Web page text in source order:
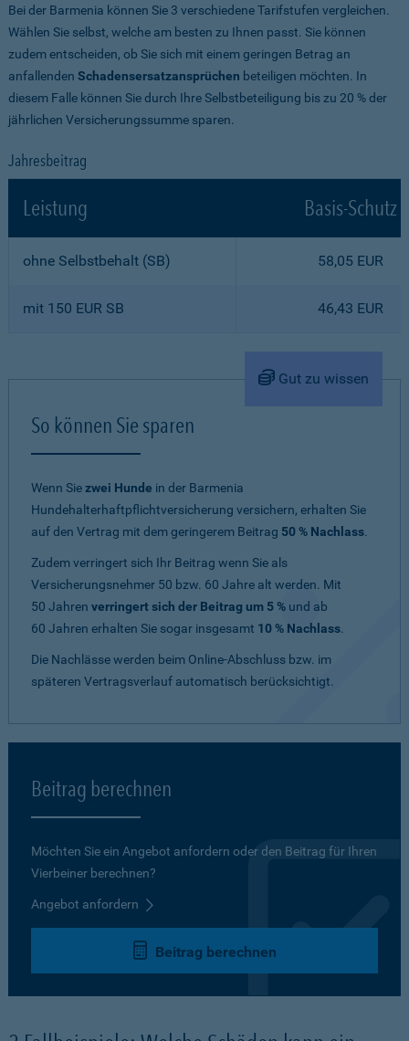
Bei der Barmenia können Sie 3 verschiedene Tarifstufen vergleichen.
Wählen Sie selbst, welche am besten zu Ihnen passt. Sie können
zudem entscheiden, ob Sie sich mit einem geringen Betrag an
anfallenden Schadensersatzansprüchen beteiligen möchten. In
diesem Falle können Sie durch Ihre Selbstbeteiligung bis zu 20 % der
jährlichen Versicherungssumme sparen.
Jahresbeitrag
Leistung Basis-Schutz
ohne Selbstbehalt (SB) 58,05 EUR
mit 150 EUR SB 46,43 EUR
Gut zu wissen
So können Sie sparen
Wenn Siezwei Hunde in der Barmenia
Hundehalterhaftpflichtversicherung versichern, erhalten Sie
auf den Vertrag mit dem geringerem Beitrag 50 % Nachlass.
Zudem verringert sich Ihr Beitrag wenn Sie als
Versicherungsnehmer 50 bzw. 60 Jahre alt werden. Mit
50 Jahren verringert sich der Beitrag um 5 % und ab
60 Jahren erhalten Sie sogar insgesamt 10 % Nachlass.
Die Nachlässe werden beim Online-Abschluss bzw. im
späteren Vertragsverlauf automatisch berücksichtigt.
Beitrag berechnen
Möchten Sie ein Angebot anfordern oder den Beitrag für Ihren
Vierbeiner berechnen?
Angebot anfordern
Beitrag berechnen